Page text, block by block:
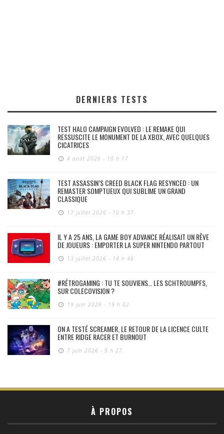
DERNIERS TESTS
TEST HALO CAMPAIGN EVOLVED : LE REMAKE QUI
RESSUSCITE LE MONUMENT DE LA XBOX, AVEC QUELQUES
CICATRICES
4 août 2026 - 10 h 17
TEST ASSASSIN’S CREED BLACK FLAG RESYNCED : UN
REMASTER SOMPTUEUX QUI SUBLIME UN GRAND
CLASSIQUE
17 juillet 2026 - 10 h 37
IL Y A 25 ANS, LA GAME BOY ADVANCE RÉALISAIT UN RÊVE
DE JOUEURS : EMPORTER LA SUPER NINTENDO PARTOUT
13 juillet 2026 - 14 h 48
#RÉTROGAMING : TU TE SOUVIENS… LES SCHTROUMPFS,
SUR COLECOVISION ?
19 juin 2026 - 19 h 02
ON A TESTÉ SCREAMER, LE RETOUR DE LA LICENCE CULTE
ENTRE RIDGE RACER ET BURNOUT
7 juin 2026 - 9 h 27
À PROPOS